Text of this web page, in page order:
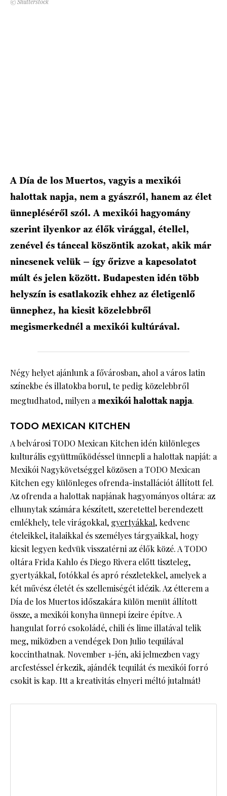
© Shutterstock
A Día de los Muertos, vagyis a mexikói
halottak napja, nem a gyászról, hanem az élet
ünnepléséről szól. A mexikói hagyomány
szerint ilyenkor az élők virággal, étellel,
zenével és tánccal köszöntik azokat, akik már
nincsenek velük – így őrizve a kapcsolatot
múlt és jelen között. Budapesten idén több
helyszín is csatlakozik ehhez az életigenlő
ünnephez, ha kicsit közelebbről
megismerkednél a mexikói kultúrával.
Négy helyet ajánlunk a fővárosban, ahol a város latin
színekbe és illatokba borul, te pedig közelebbről
megtudhatod, milyen a mexikói halottak napja.
TODO MEXICAN KITCHEN
A belvárosi TODO Mexican Kitchen idén különleges
kulturális együttműködéssel ünnepli a halottak napját: a
Mexikói Nagykövetséggel közösen a TODO Mexican
Kitchen egy különleges ofrenda-installációt állított fel.
Az ofrenda a halottak napjának hagyományos oltára: az
elhunytak számára készített, szeretettel berendezett
emlékhely, tele virágokkal, gyertyákkal, kedvenc
ételeikkel, italaikkal és személyes tárgyaikkal, hogy
kicsit legyen kedvük visszatérni az élők közé. A TODO
oltára Frida Kahlo és Diego Rivera előtt tiszteleg,
gyertyákkal, fotókkal és apró részletekkel, amelyek a
két művész életét és szellemiségét idézik. Az étterem a
Día de los Muertos időszakára külön menüt állított
össze, a mexikói konyha ünnepi ízeire építve. A
hangulat forró csokoládé, chili és lime illatával telik
meg, miközben a vendégek Don Julio tequilával
koccinthatnak. November 1-jén, aki jelmezben vagy
arcfestéssel érkezik, ajándék tequilát és mexikói forró
csokit is kap. Itt a kreativitás elnyeri méltó jutalmát!